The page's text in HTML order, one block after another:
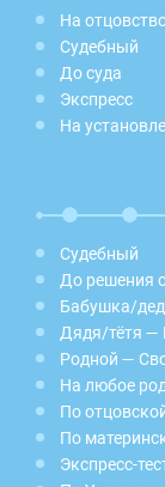
На
Судебный
До суда
Экспресс
На
Судебный
До решения
Бабушка/
Дядя/тётя —
Родной —
На любое
По
По
Экспресс-